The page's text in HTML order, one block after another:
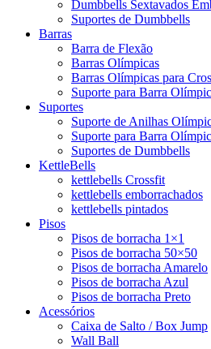
Dumbbells Sextavados
Suportes de Dumbbells
Barras
Barra de Flexão
Barras Olímpicas
Barras Olímpicas para
Suporte para Barra
Suportes
Suporte de Anilhas
Suporte para Barra
Suportes de Dumbbells
KettleBells
kettlebells Crossfit
kettlebells emborrachados
kettlebells pintados
Pisos
Pisos de borracha 1×1
Pisos de borracha 50×50
Pisos de borracha Amarelo
Pisos de borracha Azul
Pisos de borracha Preto
Acessórios
Caixa de Salto / Box Jump
Wall Ball